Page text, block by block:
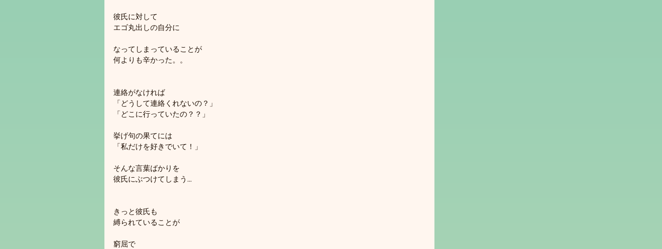
彼氏に対して
エゴ丸出しの自分に
なってしまっていることが
何よりも辛かった。。
連絡がなければ
「どうして連絡くれないの？」
「どこに行っていたの？？」
挙げ句の果てには
「私だけを好きでいて！」
そんな言葉ばかりを
彼氏にぶつけてしまう...
きっと彼氏も
縛られていることが
窮屈で